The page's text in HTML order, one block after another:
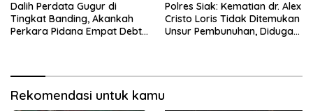
Dalih Perdata Gugur di
Tingkat Banding, Akankah
Perkara Pidana Empat Debt
Polres Siak: Kematian dr. Alex
Cristo Loris Tidak Ditemukan
Unsur Pembunuhan, Diduga
Rekomendasi untuk kamu